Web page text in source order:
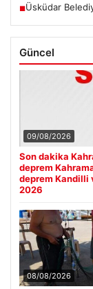
■Üsküdar
Güncel
09/08/2026
Son dakika
deprem
deprem Kandilli
2026
08/08/2026